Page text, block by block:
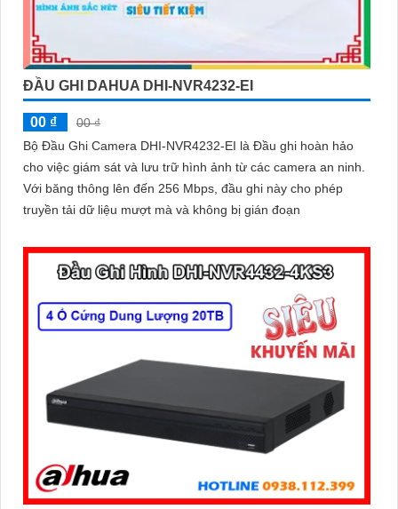
ĐẦU GHI DAHUA DHI-NVR4232-EI
00 ₫
00 ₫
Bộ Đầu Ghi Camera DHI-NVR4232-EI là Đầu ghi hoàn hảo
cho việc giám sát và lưu trữ hình ảnh từ các camera an ninh.
Với băng thông lên đến 256 Mbps, đầu ghi này cho phép
truyền tải dữ liệu mượt mà và không bị gián đoạn